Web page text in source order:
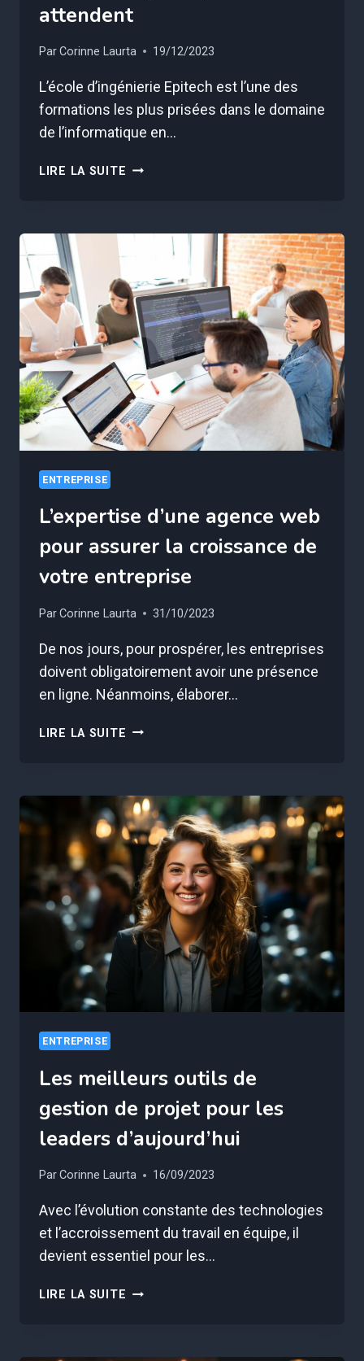
attendent
ParCorinne Laurta 19/12/2023
L’école d’ingénierie Epitech est l’une des
formations les plus prisées dans le domaine
de l’informatique en…
LIRE LA SUITE VOUS
VOICI
LES
DÉBOUCHÉS
PROS
QUI
VOUS
ATTENDENT
ENTREPRISE
L’expertise d’une agence web
pour assurer la croissance de
votre entreprise
ParCorinne Laurta 31/10/2023
De nos jours, pour prospérer, les entreprises
doivent obligatoirement avoir une présence
en ligne. Néanmoins, élaborer…
LIRE LA SUITE L’EXPERTISE
POUR
ASSURER
LA
CROISSANCE
DE
VOTRE
ENTREPRISE
ENTREPRISE
Les meilleurs outils de
gestion de projet pour les
leaders d’aujourd’hui
ParCorinne Laurta 16/09/2023
Avec l’évolution constante des technologies
et l’accroissement du travail en équipe, il
devient essentiel pour les…
LIRE LA SUITE LES